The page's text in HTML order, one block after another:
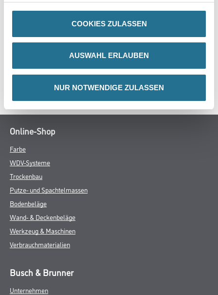
COOKIES ZULASSEN
AUSWAHL ERLAUBEN
NUR NOTWENDIGE ZULASSEN
ZUSATZINFOS
SPEZIFIKATIONEN
Online-Shop
Farbe
WDV-Systeme
Trockenbau
Putze- und Spachtelmassen
Bodenbeläge
Wand- & Deckenbeläge
Werkzeug & Maschinen
Verbrauchmaterialien
Busch & Brunner
Unternehmen